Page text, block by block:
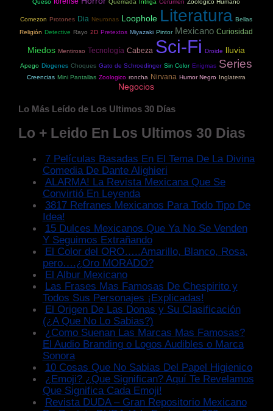
Comezon Protones Dia Neuronas Loophole Literatura Bellas
Religión Detective Rayo 2D Pretextos Miyazaki Pintor Mexicano Curiosidad
Miedos Mentiroso Tecnología Cabeza Sci-Fi Droide lluvia
Apego Diogenes Choques Gato de Schroedinger Sin Color Enigmas Series
Creencias Mini Pantallas Zoologico roncha Nirvana Humor Negro Inglaterra
Negocios
Lo Más Leído de Los Ultimos 30 Días
Lo + Leido En Los Ultimos 30 Dias
7 Películas Basadas En El Tema De La Divina
Comedia De Dante Alighieri
ALARMA! La Revista Mexicana Que Se
Convirtió En Leyenda
3817 Refranes Mexicanos Para Todo Tipo De
Idea!
15 Dulces Mexicanos Que Ya No Se Venden
Y Seguimos Extrañando
El Color del ORO…..Amarillo, Blanco, Rosa,
pero….¿Oro MORADO?
El Albur Mexicano
Las Frases Mas Famosas De Chespirito y
Todos Sus Personajes ¡Explicadas!
El Origen De Las Donas y Su Clasificación
(¿A Que No Lo Sabias?)
¿Como Suenan Las Marcas Mas Famosas?
El Audio Branding o Logos Audibles o Marca
Sonora
10 Cosas Que No Sabias Del Papel Higienico
¿Emoji? ¿Que Significan? Aquí Te Revelamos
Que Significa Cada Emoji!
Revista DUDA – Gran Repositorio Mexicano